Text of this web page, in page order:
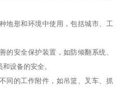
地形和环境中使用，包括城市、工
的安全保护装置，如防倾翻系统、
设备的安全。
同的工作附件，如吊篮、叉车、抓